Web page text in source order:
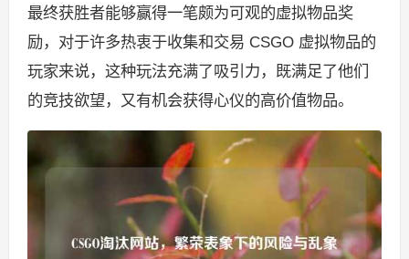
最终获胜者能够赢得一笔颇为可观的虚拟物品奖
励，对于许多热衷于收集和交易 CSGO 虚拟物品的
玩家来说，这种玩法充满了吸引力，既满足了他们
的竞技欲望，又有机会获得心仪的高价值物品。